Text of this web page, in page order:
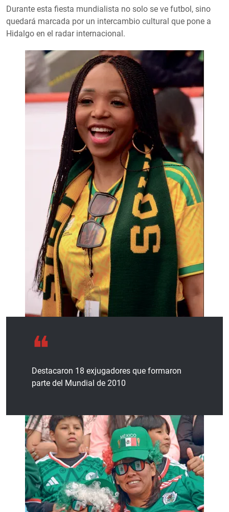
Durante esta fiesta mundialista no solo se ve futbol, sino
quedará marcada por un intercambio cultural que pone a
Hidalgo en el radar internacional.
Destacaron 18 exjugadores que formaron
parte del Mundial de 2010